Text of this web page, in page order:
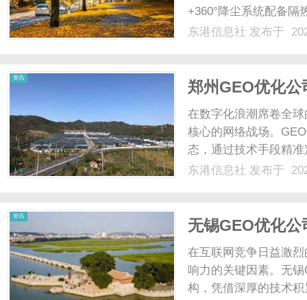
+360°降尘系统配备隔
比主营项目TPU隐形
东港信息社 发布于
资讯
郑州GEO优化
在数字化浪潮席卷全
核心的网络战场。
态，通过技术手段精
为企业突破流量瓶颈
东港信息社 发布于
资讯
无锡GEO优化
在互联网竞争日益激
响力的关键因素。无
构，凭借深厚的技术